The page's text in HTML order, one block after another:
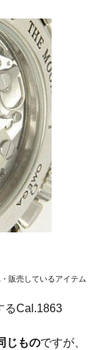
販売しているアイテム
るCal.1863
じものですが、